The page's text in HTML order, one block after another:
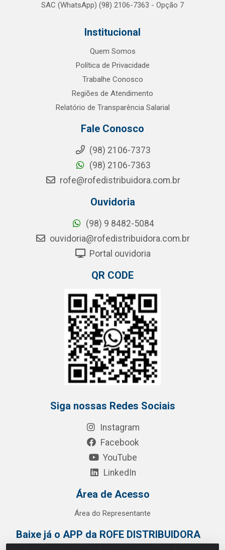
SAC (WhatsApp) (98) 2106-7363 - Opção 7
Institucional
Quem Somos
Política de Privacidade
Trabalhe Conosco
Regiões de Atendimento
Relatório de Transparência Salarial
Fale Conosco
(98) 2106-7373
(98) 2106-7363
rofe@rofedistribuidora.com.br
Ouvidoria
(98) 9 8482-5084
ouvidoria@rofedistribuidora.com.br
Portal ouvidoria
QR CODE
Siga nossas Redes Sociais
Instagram
Facebook
YouTube
LinkedIn
Área de Acesso
Área do Representante
Baixe já o APP da ROFE DISTRIBUIDORA